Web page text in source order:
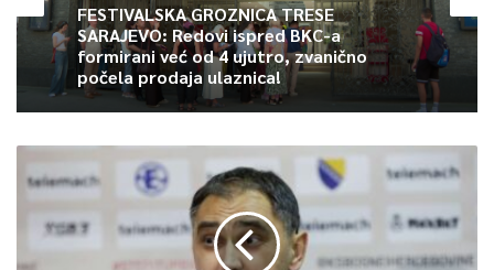
program se nastavlja popularnom manifestacijom „Djeca
pjevaju hitove“.
Svjetsko prvenstvo i bogat muzički
program na otvorenom
Organizatori su ove godine uveli inovacije u program,
prilagodivši satnicu velikim sportskim događajima. Na Trgu
branilaca Vogošće, na otvorenoj sceni, bit će organizovan javni
FESTIVALSKA GROZNICA TRESE
SARAJEVO: Redovi ispred BKC-a
formirani već od 4 ujutro, zvanično
počela prodaja ulaznica!